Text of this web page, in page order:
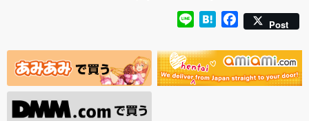
Line HatenaFacebook
Post